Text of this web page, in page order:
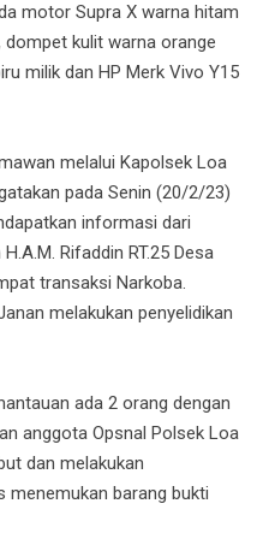
motor Supra X warna hitam
dompet kulit warna orange
milik dan HP Merk Vivo Y15
melalui Kapolsek Loa
pada Senin (20/2/23)
informasi dari
Rifaddin RT.25 Desa
transaksi Narkoba.
melakukan penyelidikan
ada 2 orang dengan
anggota Opsnal Polsek Loa
dan melakukan
menemukan barang bukti